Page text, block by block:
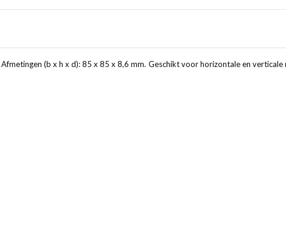
(b x h x d): 85 x 85 x 8,6 mm. Geschikt voor horizontale en verticale